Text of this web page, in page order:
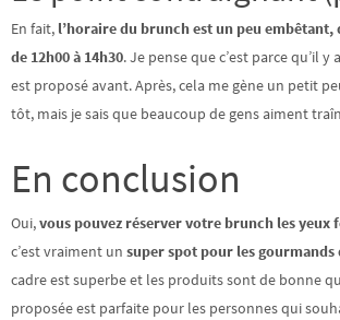
En fait, l’horaire du brunch est un peu embêtant,
de 12h00 à 14h30. Je pense que c’est parce qu’il
est proposé avant. Après, cela me gène un petit
tôt, mais je sais que beaucoup de gens aiment
En conclusion
Oui,vous pouvez réserver votre brunch les yeux
c’est vraiment un super spot pour les gourmands
cadre est superbe et les produits sont de bonne
proposée est parfaite pour les personnes qui